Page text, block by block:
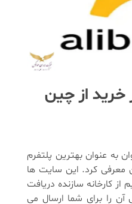
از چین
به عنوان بهترین پلتفرم
معرفی کرد. این سایت ها
از کارخانه سازنده دریافت
را برای شما ارسال می